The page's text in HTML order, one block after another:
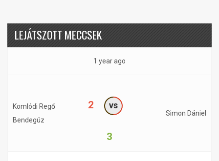
LEJÁTSZOTT MECCSEK
1 year ago
Komlódi Regő
Bendegúz
2 vs
3
Simon Dániel